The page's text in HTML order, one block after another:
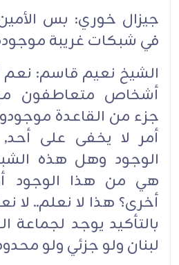
جيزال خوري: بس
في شبكات غريبة موجودة
الشيخ نعيم قاسم: نعم
أشخاص متعاطفون
جزء من القاعدة
أمر لا يخفى على
الوجود وهل هذه
هي من هذا الوجود
أخرى؟ هذا لا نعلم.. لا
بالتأكيد يوجد
لبنان ولو جزئي ولو